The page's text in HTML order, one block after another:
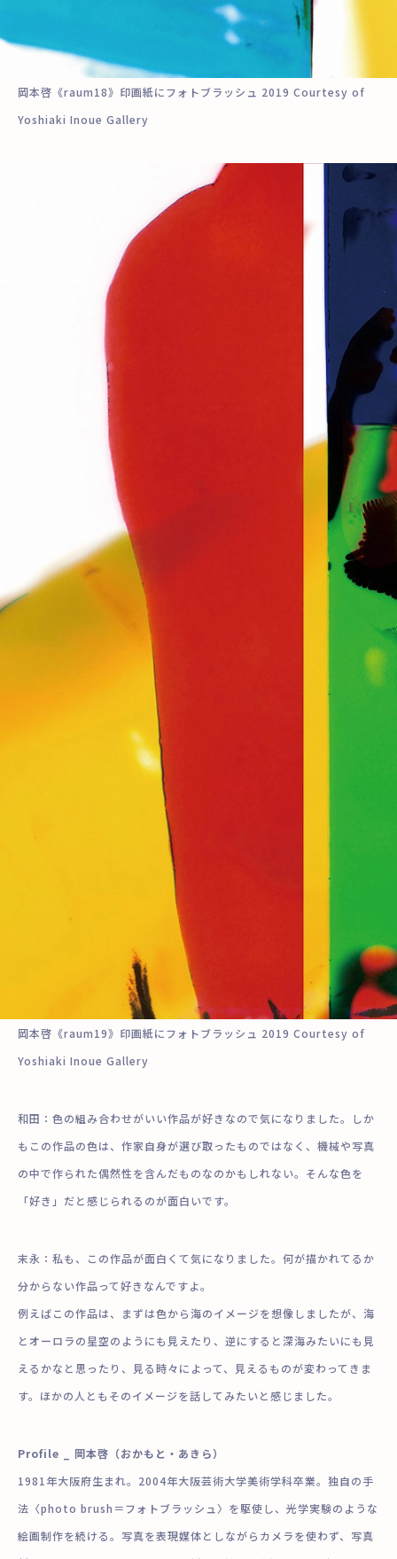
岡本啓《raum18》印画紙にフォトブラッシュ 2019 Courtesy of
Yoshiaki Inoue Gallery
岡本啓《raum19》印画紙にフォトブラッシュ 2019 Courtesy of
Yoshiaki Inoue Gallery
和田：色の組み合わせがいい作品が好きなので気になりました。しか
もこの作品の色は、作家自身が選び取ったものではなく、機械や写真
の中で作られた偶然性を含んだものなのかもしれない。そんな色を
「好き」だと感じられるのが面白いです。
末永：私も、この作品が面白くて気になりました。 何が描かれてるか
分からない作品って好きなんですよ。
例えばこの作品は、
まずは色から海のイメージを想像しましたが、 海
とオーロラの星空のようにも見えたり、 逆にすると深海みたいにも見
えるかなと思ったり、見る時々によって、見えるものが変わってきま
す。ほかの人ともそのイメージを話してみたいと感じました。
Profile _ 岡本啓（おかもと・あきら）
1981年大阪府生まれ。2004年大阪芸術大学美術学科卒業。独自の手
法〈photo brush＝フォトブラッシュ〉を駆使し、光学実験のような
絵画制作を続ける。写真を表現媒体としながらカメラを使わず、写真